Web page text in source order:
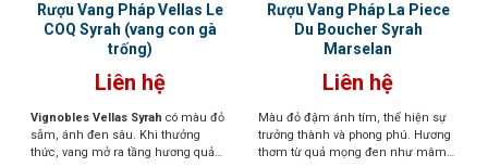
Rượu Vang Pháp Vellas Le
COQ Syrah (vang con gà
trống)
Liên hệ
Vignobles Vellas Syrah có màu đỏ
sẫm, ánh đen sâu. Khi thưởng
thức, vang mở ra tầng hương quả
Rượu Vang Pháp La Piece
Du Boucher Syrah
Marselan
Liên hệ
Màu đỏ đậm ánh tím, thể hiện sự
trưởng thành và phong phú. Hương
thơm từ quả mọng đen như mâm